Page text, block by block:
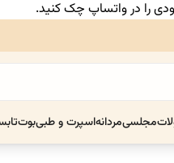
را در واتساپ چک کنید.
مجلسیمردانهاسپرت و طبیبوت